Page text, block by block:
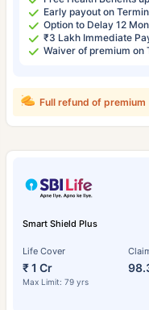
Early payout on
Option to Delay 12
₹3 Lakh Immediate
Waiver of premium on
Full refund of premium
Smart Shield Plus
Life Cover
₹ 1 Cr
Max Limit: 79 yrs